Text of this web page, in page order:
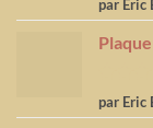
5
par Eric
Note5
5
par Eric